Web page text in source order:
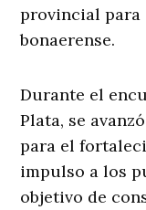
provincial
bonaerense.
Durante el
Plata, se
para el
impulso a los
objetivo de